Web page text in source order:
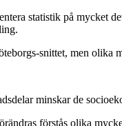
statistik på mycket
snittet, men olika
minskar de
förstås olika